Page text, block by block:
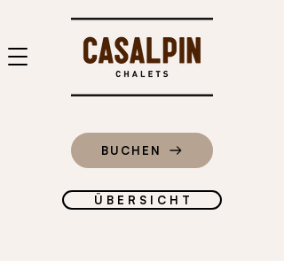
BUCHEN
Ü B E R S I C H T